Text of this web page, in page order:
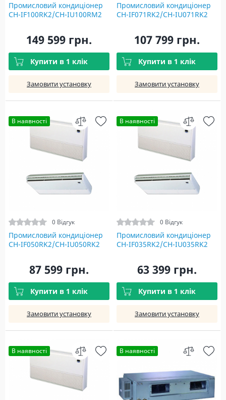
Промисловий кондиціонер
CH-IF100RK2/CH-IU100RM2
149 599 грн.
Купити в 1 клік
Замовити установку
Промисловий кондиціонер
CH-IF071RK2/CH-IU071RK2
107 799 грн.
Купити в 1 клік
Замовити установку
В наявності
0 Відгук
Промисловий кондиціонер
CH-IF050RK2/CH-IU050RK2
87 599 грн.
Купити в 1 клік
Замовити установку
В наявності
0 Відгук
Промисловий кондиціонер
CH-IF035RK2/CH-IU035RK2
63 399 грн.
Купити в 1 клік
Замовити установку
В наявності В наявності